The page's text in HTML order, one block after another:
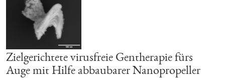
Zielgerichtete virusfreie Gentherapie fürs
Auge mit Hilfe abbaubarer Nanopropeller